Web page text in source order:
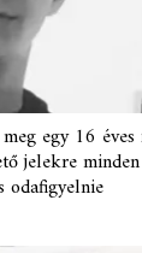
egy 16
jelekre minden
odafigyelnie